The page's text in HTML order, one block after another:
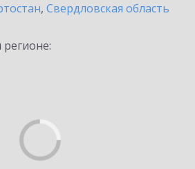
, Свердловская область